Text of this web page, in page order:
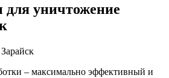
для уничтожение
– максимально эффективный и